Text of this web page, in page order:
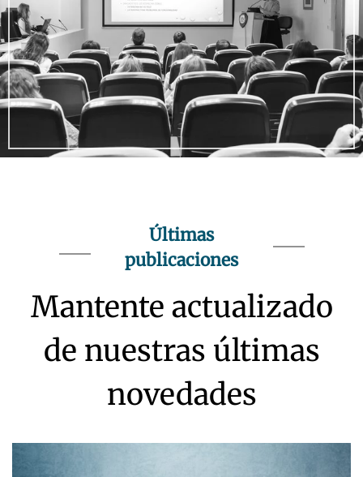
Últimas
publicaciones
Mantente actualizado
de nuestras últimas
novedades